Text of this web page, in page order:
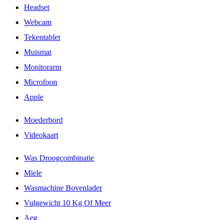
Headset
Webcam
Tekentablet
Muismat
Monitorarm
Microfoon
Apple
Moederbord
Videokaart
Was Droogcombinatie
Miele
Wasmachine Bovenlader
Vulgewicht 10 Kg Of Meer
Aeg